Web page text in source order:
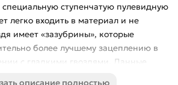
специальную ступенчатую пулевидную
легко входить в материал и не
имеет «зазубрины», которые
более лучшему зацеплению в
с гладкими гвоздями. Данные
описание полностью